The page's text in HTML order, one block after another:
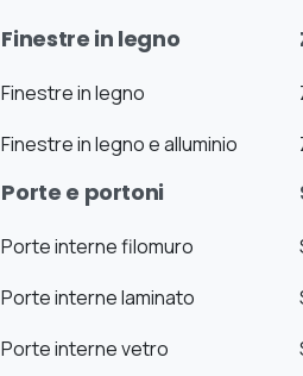
Finestre in legno
Finestre in legno
Finestre in legno e alluminio
Porte e portoni
Porte interne filomuro
Porte interne laminato
Porte interne vetro